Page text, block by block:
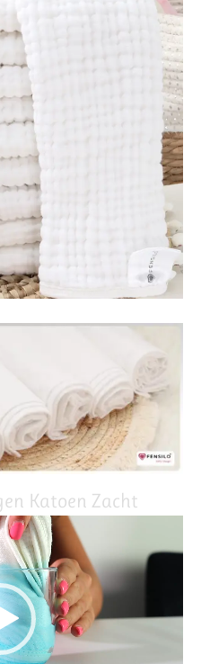
Katoen Zacht
Video
Player